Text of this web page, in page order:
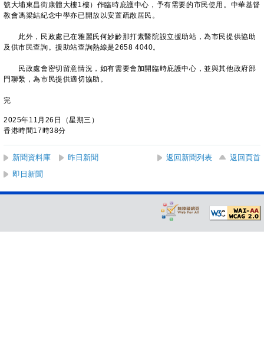
號大埔東昌街康體大樓1樓）作臨時庇護中心，予有需要的市民使用。中華基督
教會馮梁結紀念中學亦已開放以安置疏散居民。
此外，民政處已在雅麗氏何妙齡那打素醫院設立援助站，為市民提供協助
及供市民查詢。援助站查詢熱線是2658 4040。
民政處會密切留意情況，如有需要會加開臨時庇護中心，並與其他政府部
門聯繫，為市民提供適切協助。
完
2025年11月26日（星期三）
香港時間17時38分
新聞資料庫 昨日新聞 返回新聞列表
返回頁首
即日新聞